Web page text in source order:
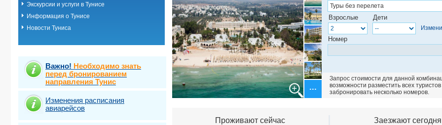
Экскурсии и услуги в Тунисе
Информация о Тунисе
Новости Туниса
Важно! Необходимо знать
перед бронированием
направления Тунис
Изменения расписания
авиарейсов
Взрослые Дети
Номер
Запрос стоимости для данной
возможности разместить всех
забронировать несколько номеров.
Проживают сейчас Заезжают сегодня